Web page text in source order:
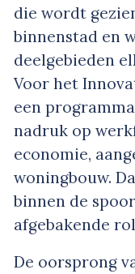
die wordt
binnenstad en
deelgebieden
Voor het
een
nadruk op
economie,
woningbouw.
binnen de
afgebakende
De oorsprong